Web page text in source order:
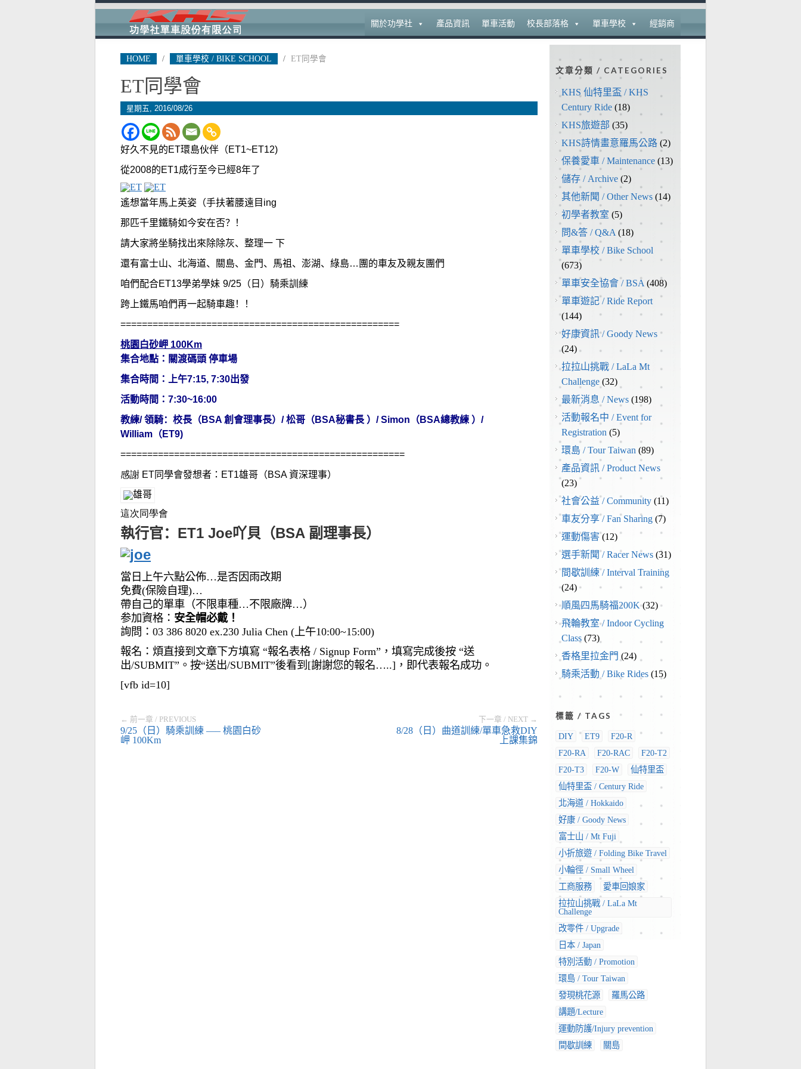
關於功學社 產品資訊 單車活動 校長部落格 單車學校 經銷商
HOME / 單車學校 / BIKE SCHOOL / ET同學會
ET同學會
星期五, 2016/08/26
好久不見的ET環島伙伴 （ET1~ET12)
從2008的ET1成行至今已經8年了
遙想當年馬上英姿（手扶著腰遠目 ing
那匹千里鐵騎如今安在否？！
請大家將坐騎找出來除除灰、 整理一 下
還有富士山、北海道、關島、金門、馬祖、澎湖、綠島… 團的車友及親友團們
咱們配合ET13學弟學妹 9/25 （日）騎乘訓練
跨上鐵馬咱們再一起騎車趣！！
====================================================
桃園白砂岬 100Km
集合地點：關渡碼頭 停車場
集合時間：上午7:15, 7:30出發
活動時間： 7:30~16:00
教練/領騎：校長 （ BSA 創會理事長） /松哥 （ BSA秘書長 ） / Simon （ BSA總教練 ） /
William （ ET9)
=====================================================
感謝 ET同學會發想者 ： ET1雄哥 （BSA 資深理事）
這次同學會
執行官： ET1 Joe吖貝（BSA 副理事長）
當日上午六點公佈…是否因雨改期
免費(保險自理)…
帶自己的單車（不限車種…不限廠牌… ）
参加資格： 安全帽必戴！
詢問： 03 386 8020 ex.230 Julia Chen (上午10:00~15:00)
報名：煩直接到文章下方填寫 “報名表格 / Signup Form” ，填寫完成後按 “送
出/SUBMIT” 。按“送出/SUBMIT”後看到 [謝謝您的報名…..] ，即代表報名成功。
[vfb id=10]
← 前一章 / PREVIOUS
9/25（日）騎乘訓練 —– 桃園白砂
岬 100Km
下一章 / NEXT →
8/28（日）曲道訓練/單車急救DIY
上課集錦
文章分類 / CATEGORIES
KHS 仙特里盃 / KHS
Century Ride (18)
KHS旅遊部 (35)
KHS詩情畫意羅馬公路 (2)
保養愛車 / Maintenance (13)
儲存 / Archive (2)
其他新聞 / Other News (14)
初學者教室 (5)
問&答 / Q&A (18)
單車學校 / Bike School
(673)
單車安全協會 / BSA (408)
單車遊記 / Ride Report
(144)
好康資訊 / Goody News
(24)
拉拉山挑戰 / LaLa Mt
Challenge (32)
最新消息 / News (198)
活動報名中 / Event for
Registration (5)
環島 / Tour Taiwan (89)
產品資訊 / Product News
(23)
社會公益 / Community (11)
車友分享 / Fan Sharing (7)
運動傷害(12)
選手新聞 / Racer News (31)
間歇訓練 / Interval Training
(24)
順風四馬騎福200K(32)
飛輪教室 / Indoor Cycling
Class (73)
香格里拉金門 (24)
騎乘活動 / Bike Rides (15)
標籤 / TAGS
DIY ET9
F20-R
F20-RA
F20-RAC
F20-T2
F20-T3
F20-W
仙特里盃
仙特里盃 / Century Ride
北海道 / Hokkaido
好康 / Goody News
富士山 / Mt Fuji
小折旅遊 / Folding Bike Travel
小輪徑 / Small Wheel
工商服務
愛車回娘家
拉拉山挑戰 / LaLa Mt
Challenge
改零件 / Upgrade
日本 / Japan
特別活動 / Promotion
環島 / Tour Taiwan
發現桃花源
羅馬公路
講題/Lecture
運動防護/Injury prevention
間歇訓練
關島